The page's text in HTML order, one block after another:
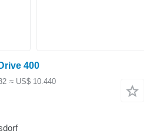
400
≈ US$ 10.440